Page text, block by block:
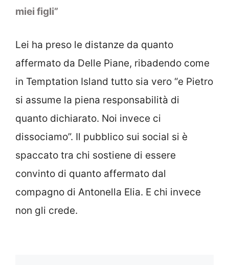
miei figli”
Lei ha preso le distanze da quanto
affermato da Delle Piane, ribadendo come
in Temptation Island tutto sia vero “e Pietro
si assume la piena responsabilità di
quanto dichiarato. Noi invece ci
dissociamo”. Il pubblico sui social si è
spaccato tra chi sostiene di essere
convinto di quanto affermato dal
compagno di Antonella Elia. E chi invece
non gli crede.